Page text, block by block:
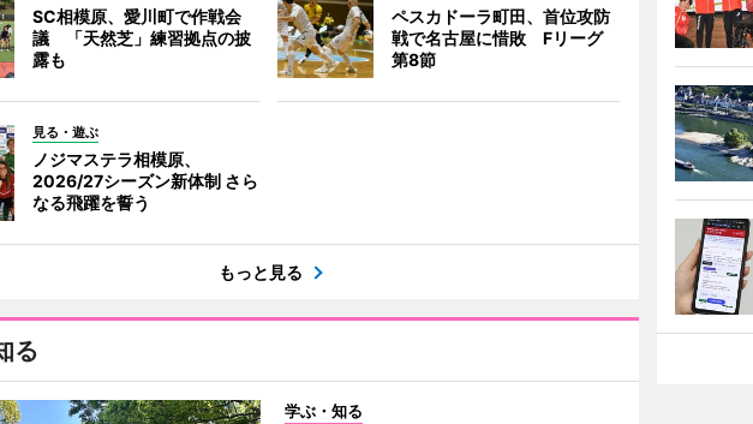
SC相模原、愛川町で作戦会
議 「天然芝」練習拠点の披
露も
ペスカドーラ町田、首位攻防
戦で名古屋に惜敗 Fリーグ
第8節
見る・遊ぶ
ノジマステラ相模原、
2026/27シーズン新体制 さら
なる飛躍を誓う
もっと見る
る
学ぶ・知る